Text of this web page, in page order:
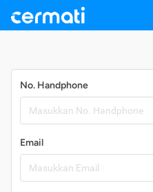
No. Handphone
Email